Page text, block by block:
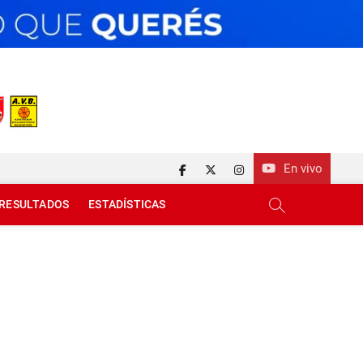
En vivo
facebook
twitterinstagram
RESULTADOS ESTADÍSTICAS